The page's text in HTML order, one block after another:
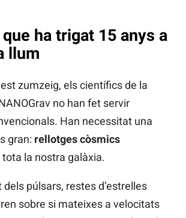
ha trigat 15 anys a
llum
zumzeig, els científics de la
no han fet servir
Han necessitat una
gran: rellotges còsmics
la nostra galàxia.
púlsars, restes d’estrelles
sobre si mateixes a velocitats